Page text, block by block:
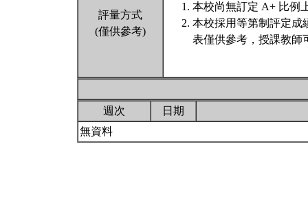
評量方式
(僅供參考)
本校尚無訂定 A+ 比例
本校採用等第制評定成
表僅供參考，授課教師
週次
日期
無資料